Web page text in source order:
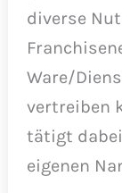
diverse
Ware/
vertreiben
tätigt
eigenen